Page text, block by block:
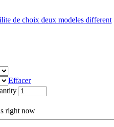
de choix deux modeles different
Effacer
right now